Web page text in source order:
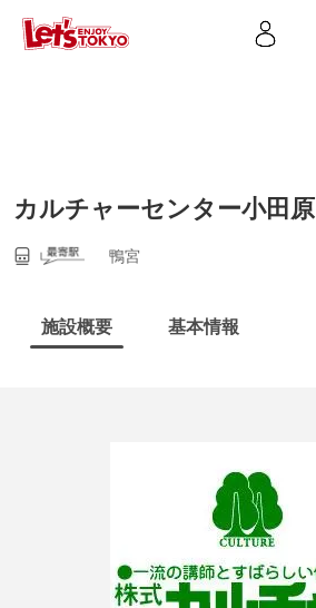
カルチャーセンター小田原
鴨宮
施設概要 基本情報